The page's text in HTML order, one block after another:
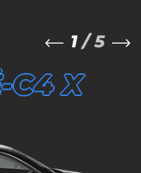
1 / 5
C4 X